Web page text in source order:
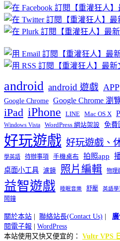
章
分
類
android android 遊戲 APP
Google Chrome Google Chrome 瀏
iPad iPhone LINE Mac OS X
Windows Vista WordPress 網站架設 免費
好玩遊戲 好玩遊戲、
學英語 待辦事項 手機桌布 拍照app
桌面小工具 濾鏡 照片編輯 物理
益智遊戲 睡眠音樂 舒壓 英語學
鬧鐘
關於本站 聯絡站長(Contact Us)
閱電子報
WordPress
本站使用又快又便宜的： Vultr VPS